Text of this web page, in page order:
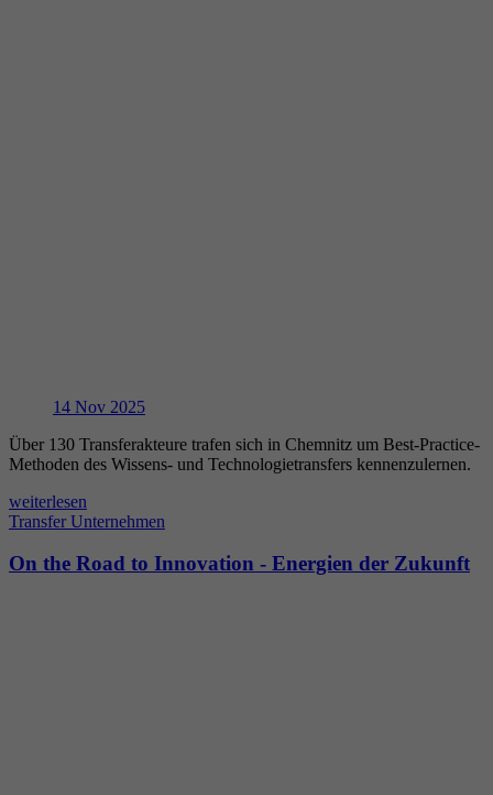
14 Nov 2025
Über 130 Transferakteure trafen sich in Chemnitz um Best-Practice-
Methoden des Wissens- und Technologietransfers kennenzulernen.
weiterlesen
Transfer Unternehmen
On the Road to Innovation - Energien der Zukunft